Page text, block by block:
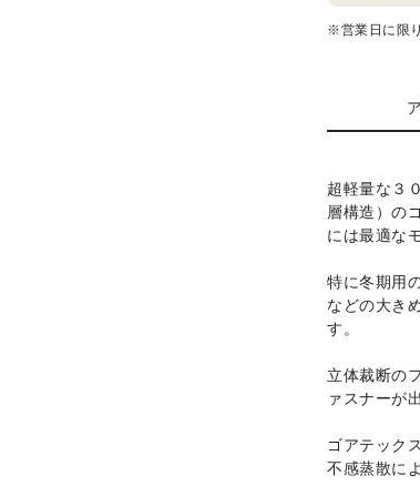
※営業日に限り
超軽量な３
層構造）の
には最適な
特に冬期用
などの大き
す。
立体裁断の
ァスナーが
ゴアテック
不感蒸散に